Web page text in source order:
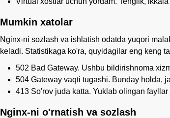
Mumkin xatolar
Nginx-ni sozlash va ishlatish odatda yuqori
keladi. Statistikaga ko'ra, quyidagilar eng keng
502 Bad Gateway. Ushbu bildirishnoma
504 Gateway vaqti tugashi. Bunday holda,
413 So'rov juda katta. Yuklab olingan
Nginx-ni o'rnatish va sozlash